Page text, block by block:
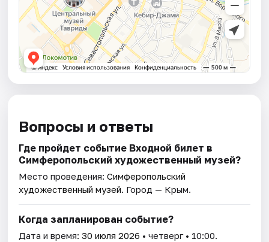
Вопросы и ответы
Где пройдет событие Входной билет в
Симферопольский художественный музей?
Место проведения:Симферопольский
художественный музей. Город — Крым.
Когда запланирован событие?
Дата и время:30 июля 2026 • четверг • 10:00.